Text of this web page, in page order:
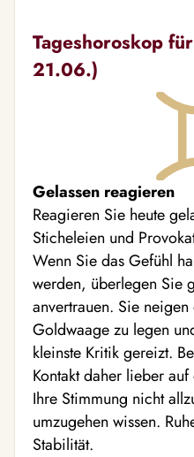
Tageshoroskop
21.06.)
Gelassen reagieren
Reagieren Sie heute
Sticheleien und
Wenn Sie das Gefühl
werden, überlegen Sie
anvertrauen. Sie
Goldwaage zu legen
kleinste Kritik gereizt.
Kontakt daher lieber
Ihre Stimmung nicht
umzugehen wissen.
Stabilität.